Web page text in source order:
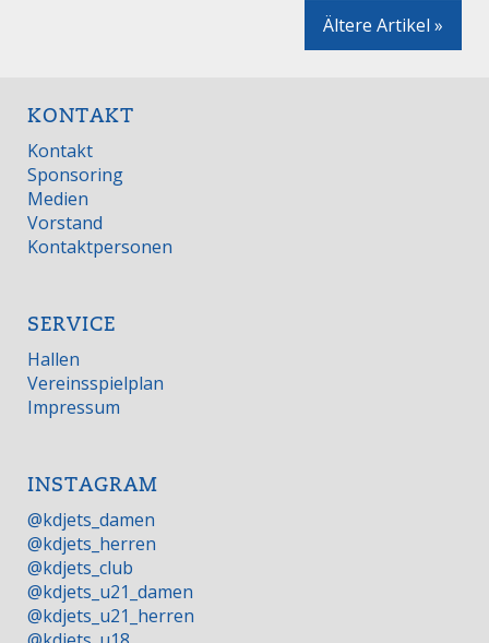
Ältere Artikel »
KONTAKT
Kontakt
Sponsoring
Medien
Vorstand
Kontaktpersonen
SERVICE
Hallen
Vereinsspielplan
Impressum
INSTAGRAM
@kdjets_damen
@kdjets_herren
@kdjets_club
@kdjets_u21_damen
@kdjets_u21_herren